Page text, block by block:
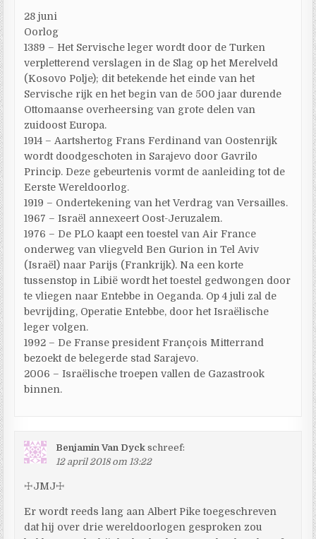
28 juni
Oorlog
1389 – Het Servische leger wordt door de Turken
verpletterend verslagen in de Slag op het Merelveld
(Kosovo Polje); dit betekende het einde van het
Servische rijk en het begin van de 500 jaar durende
Ottomaanse overheersing van grote delen van
zuidoost Europa.
1914 – Aartshertog Frans Ferdinand van Oostenrijk
wordt doodgeschoten in Sarajevo door Gavrilo
Princip. Deze gebeurtenis vormt de aanleiding tot de
Eerste Wereldoorlog.
1919 – Ondertekening van het Verdrag van Versailles.
1967 – Israël annexeert Oost-Jeruzalem.
1976 – De PLO kaapt een toestel van Air France
onderweg van vliegveld Ben Gurion in Tel Aviv
(Israël) naar Parijs (Frankrijk). Na een korte
tussenstop in Libië wordt het toestel gedwongen door
te vliegen naar Entebbe in Oeganda. Op 4 juli zal de
bevrijding, Operatie Entebbe, door het Israëlische
leger volgen.
1992 – De Franse president François Mitterrand
bezoekt de belegerde stad Sarajevo.
2006 – Israëlische troepen vallen de Gazastrook
binnen.
Benjamin Van Dyck schreef:
12 april 2018 om 13:22
☩JMJ☩
Er wordt reeds lang aan Albert Pike toegeschreven
dat hij over drie wereldoorlogen gesproken zou